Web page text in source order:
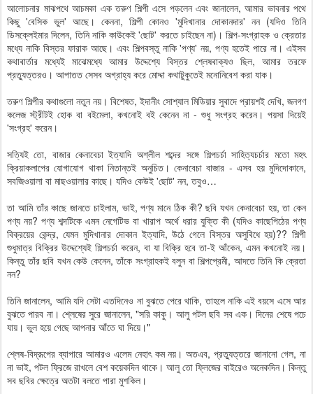
আলোচনার মাঝপথে আচমকা এক তরুণ শিল্পী এসে পড়লেন এবং জানালেন, আমার ভাবনার পথে
কিছু 'বেসিক ভুল' আছে। কেননা, শিল্পী কোনও 'মুদিখানার দোকানদার' নন (যদিও তিনি
ডিসক্লেইমার দিলেন, তিনি নাকি কাউকেই 'ছোট' করতে চাইছেন না)। শিল্প-সংগ্রাহক ও ক্রেতার
মধ্যে নাকি বিস্তর ফারাক আছে। এবং শিল্পবস্তু নাকি 'পণ্য' নয়, পণ্য হতেই পারে না। এইসব
কথাবার্তার মধ্যেই মাঝেমধ্যে আমার উদ্দেশ্যে বিস্তর শ্লেষবাক্যও ছিল, আমার তরফে
প্রত্যুত্তরও। আপাতত সেসব অগ্রাহ্য করে মোদ্দা কথাটুকুতেই মনোনিবেশ করা যাক।
তরুণ শিল্পীর কথাগুলো নতুন নয়। বিশেষত, ইদানীং সোশ্যাল মিডিয়ার সুবাদে প্রায়শই দেখি, জনগণ
কলেজ স্ট্রীটই হোক বা বইমেলা, কখনোই বই কেনেন না - শুধু সংগ্রহ করেন। পয়সা দিয়েই
'সংগ্রহ' করেন।
সত্যিই তো, বাজার কেনাবেচা ইত্যাদি অশ্লীল শব্দের সঙ্গে শিল্পচর্চা সাহিত্যচর্চার মতো মহৎ
ক্রিয়াকলাপের যোগাযোগ থাকা নিতান্তই অনুচিত। কেনাবেচা বাজার - এসব হয় মুদিদোকানে,
সবজিওয়ালা বা মাছওয়ালার কাছে। যদিও কেউই 'ছোট' নন, তবুও…
তা আমি তাঁর কাছে জানতে চাইলাম, ভাই, পণ্য মানে ঠিক কী? ছবি যখন কেনাবেচা হয়, তা কেন
পণ্য নয়? পণ্য শব্দটিকে এমন নেগেটিভ বা খারাপ অর্থে ধরার যুক্তি কী (যদিও কাছেপিঠের পণ্য
বিক্রয়ের কেন্দ্র, যেমন মুদিখানার দোকান ইত্যাদি, উঠে গেলে বিস্তর অসুবিধে হয়)?? শিল্পী
শুধুমাত্র বিক্রির উদ্দেশ্যেই শিল্পচর্চা করেন, বা যা বিক্রি হবে তা-ই আঁকেন, এমন কখনোই নয়।
কিন্তু তাঁর ছবি যখন কেউ কেনেন, তাঁকে সংগ্রাহকই বলুন বা শিল্পপ্রেমী, আদতে তিনি কি ক্রেতা
নন?
তিনি জানালেন, আমি যদি সেটা এতদিনেও না বুঝতে পেরে থাকি, তাহলে নাকি এই বয়সে এসে আর
বুঝতে পারব না। শ্লেষের সুরে জানালেন, "সরি কাকু। আলু পটল ছবি সব এক। দিনের শেষে পচে
যায়। ভুল হয়ে গেছে আপনার আঁতে ঘা দিয়ে।"
শ্লেষ-বিদ্রূপের ব্যাপারে আমারও এলেম নেহাৎ কম নয়। অতএব, প্রত্যুত্তরে জানানো গেল, না
না ভাই, পটল ফ্রিজে রাখলে বেশ কয়েকদিন থাকে। আলু তো ফ্লিজের বাইরেও অনেকদিন। কিন্তু
সব ছবির ক্ষেত্রে অতটা বলতে পারা মুশকিল।